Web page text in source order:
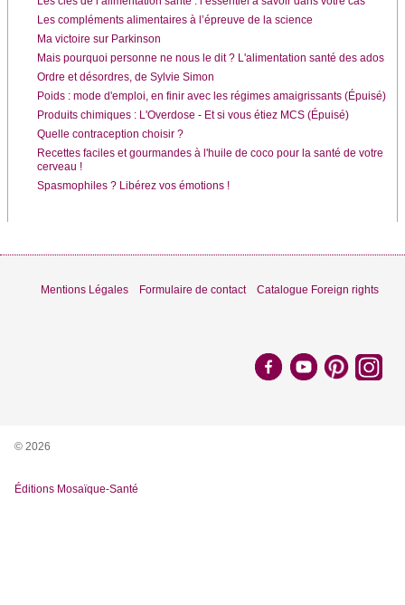
Les compléments alimentaires à l’épreuve de la science
Ma victoire sur Parkinson
Mais pourquoi personne ne nous le dit ? L'alimentation santé des ados
Ordre et désordres, de Sylvie Simon
Poids : mode d'emploi, en finir avec les régimes amaigrissants (Épuisé)
Produits chimiques : L'Overdose - Et si vous étiez MCS (Épuisé)
Quelle contraception choisir ?
Recettes faciles et gourmandes à l'huile de coco pour la santé de votre
cerveau !
Spasmophiles ? Libérez vos émotions !
Mentions Légales Formulaire de contact Catalogue Foreign rights
© 2026
Éditions Mosaïque-Santé